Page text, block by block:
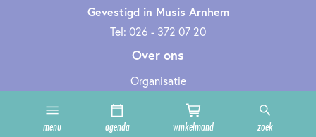
menu agenda winkelmand zoek
Gevestigd in Musis Arnhem
Tel: 026 - 372 07 20
Over ons
Organisatie
Cultuurclub